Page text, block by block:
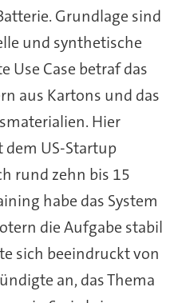
Grundlage sind
und synthetische
Use Case betraf das
aus Kartons und das
Hier
US-Startup
rund zehn bis 15
habe das System
die Aufgabe stabil
sich beeindruckt von
an, das Thema